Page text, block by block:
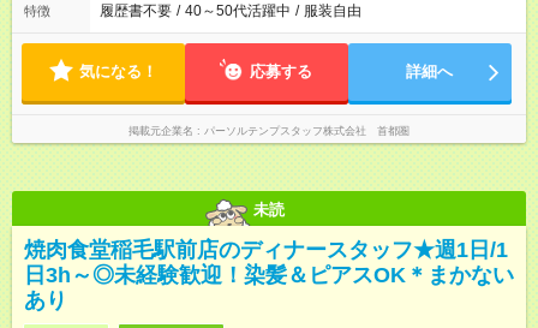
特徴 履歴書不要 / 40～50代活躍中 / 服装自由
気になる！ 応募する 詳細へ
掲載元企業名 パーソルテンプスタッフ株式会社 首都圏
未読
焼肉食堂稲毛駅前店のディナースタッフ★週1日/1
日3h～◎未経験歓迎！染髪＆ピアスOK＊まかない
あり